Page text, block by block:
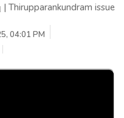
| Thirupparankundram issue
04:01 PM